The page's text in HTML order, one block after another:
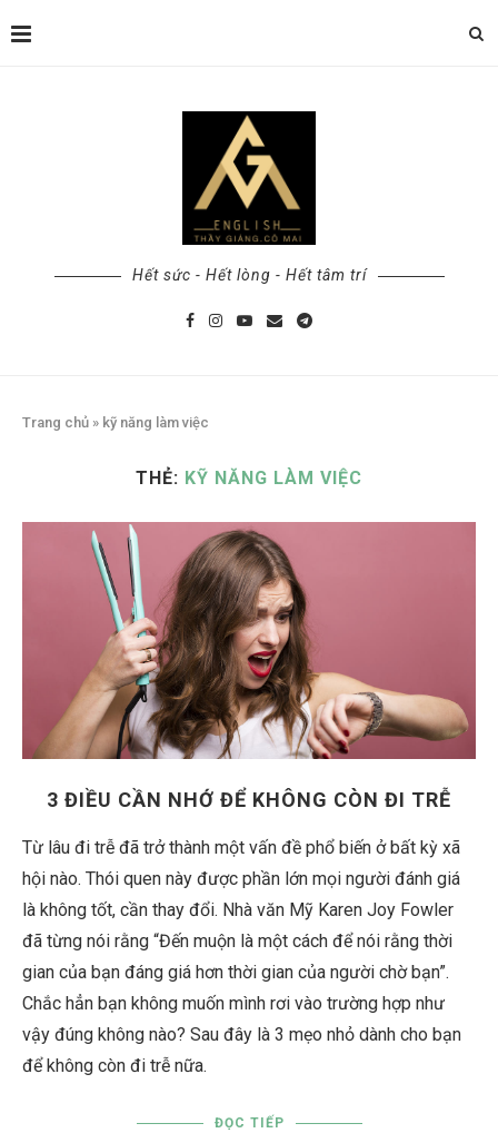
Hết sức - Hết lòng - Hết tâm trí
Trang chủ » kỹ năng làm việc
THẺ: KỸ NĂNG LÀM VIỆC
3 ĐIỀU CẦN NHỚ ĐỂ KHÔNG CÒN ĐI TRỄ
Từ lâu đi trễ đã trở thành một vấn đề phổ biến ở bất kỳ xã
hội nào. Thói quen này được phần lớn mọi người đánh giá
là không tốt, cần thay đổi. Nhà văn Mỹ Karen Joy Fowler
đã từng nói rằng “Đến muộn là một cách để nói rằng thời
gian của bạn đáng giá hơn thời gian của người chờ bạn”.
Chắc hẳn bạn không muốn mình rơi vào trường hợp như
vậy đúng không nào? Sau đây là 3 mẹo nhỏ dành cho bạn
để không còn đi trễ nữa.
ĐỌC TIẾP